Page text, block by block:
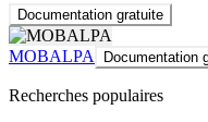
Documentation gratuite
MOBALPA Documentation
Recherches populaires